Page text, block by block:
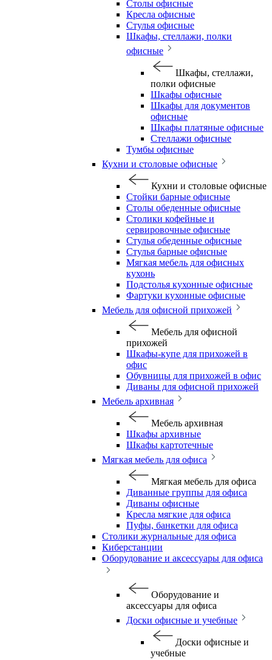
Столы офисные
Кресла офисные
Стулья офисные
Шкафы, стеллажи, полки
офисные
Шкафы, стеллажи,
полки офисные
Шкафы офисные
Шкафы для документов
офисные
Шкафы платяные офисные
Стеллажи офисные
Тумбы офисные
Кухни и столовые офисные
Кухни и столовые офисные
Стойки барные офисные
Столы обеденные офисные
Столики кофейные и
сервировочные офисные
Стулья обеденные офисные
Стулья барные офисные
Мягкая мебель для офисных
кухонь
Подстолья кухонные офисные
Фартуки кухонные офисные
Мебель для офисной прихожей
Мебель для офисной
прихожей
Шкафы-купе для прихожей в
офис
Обувницы для прихожей в офис
Диваны для офисной прихожей
Мебель архивная
Мебель архивная
Шкафы архивные
Шкафы картотечные
Мягкая мебель для офиса
Мягкая мебель для офиса
Диванные группы для офиса
Диваны офисные
Кресла мягкие для офиса
Пуфы, банкетки для офиса
Столики журнальные для офиса
Киберстанции
Оборудование и аксессуары для офиса
Оборудование и
аксессуары для офиса
Доски офисные и учебные
Доски офисные и
учебные